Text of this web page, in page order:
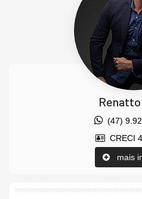
Agende uma visita agora mesmo
Os valores estão sujeitos a
Características do Imóvel
Living
(47)
CRECI
mais